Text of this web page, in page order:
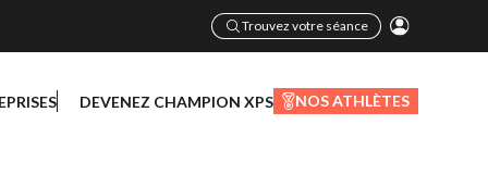
Trouvez votre séance
DEVENEZ CHAMPION XPS NOS ATHLÈTES